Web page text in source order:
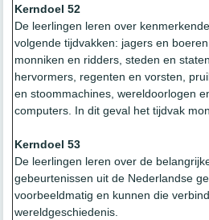
Kerndoel 52
De leerlingen leren over
volgende tijdvakken: jagers en
monniken en ridders, steden en
hervormers, regenten en vorsten,
en stoommachines, wereldoorlogen
computers. In dit geval het tijdvak
Kerndoel 53
De leerlingen leren over de
gebeurtenissen uit de Nederlandse
voorbeeldmatig en kunnen die
wereldgeschiedenis.